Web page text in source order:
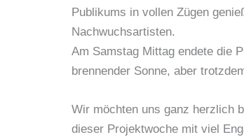
Publikums in vollen Zügen
Nachwuchsartisten.
Am Samstag Mittag endete die
brennender Sonne, aber
Wir möchten uns ganz herzlich
dieser Projektwoche mit viel